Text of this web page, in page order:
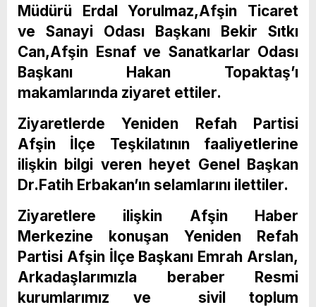
Müdürü Erdal Yorulmaz,Afşin Ticaret
ve Sanayi Odası Başkanı Bekir Sıtkı
Can,Afşin Esnaf ve Sanatkarlar Odası
Başkanı Hakan Topaktaş’ı
makamlarında ziyaret ettiler.
Ziyaretlerde Yeniden Refah Partisi
Afşin İlçe Teşkilatının faaliyetlerine
ilişkin bilgi veren heyet Genel Başkan
Dr.Fatih Erbakan’ın selamlarını ilettiler.
Ziyaretlere ilişkin Afşin Haber
Merkezine konuşan Yeniden Refah
Partisi Afşin İlçe Başkanı Emrah Arslan,
Arkadaşlarımızla beraber Resmi
kurumlarımız ve sivil toplum